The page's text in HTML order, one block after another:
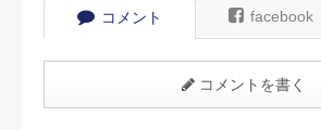
コメント facebook
コメントを書く